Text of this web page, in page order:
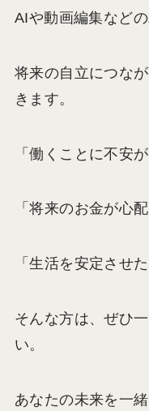
AIや動画編集など
将来の自立につな
きます。
「働くことに不安が
「将来のお金が心配
「生活を安定させた
そんな方は、ぜひ
い。
あなたの未来を一